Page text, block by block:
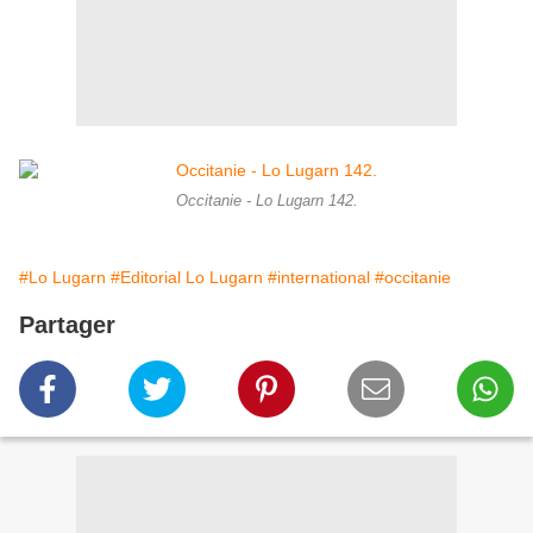
Occitanie - Lo Lugarn 142.
#Lo Lugarn #Editorial Lo Lugarn #international #occitanie
Partager